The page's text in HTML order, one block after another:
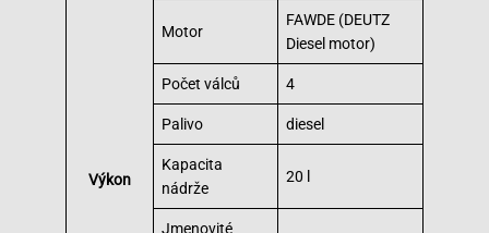
Výkon
Motor
FAWDE (DEUTZ
Diesel motor)
Počet válců 4
Palivo diesel
Kapacita
nádrže
20 l
Jmenovité